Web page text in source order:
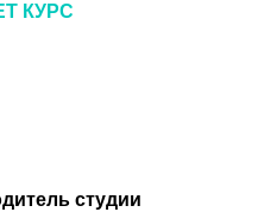
КУРС
студии